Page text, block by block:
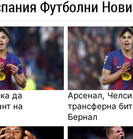
Футболни
да
на
Арсенал,
трансферна
Бернал